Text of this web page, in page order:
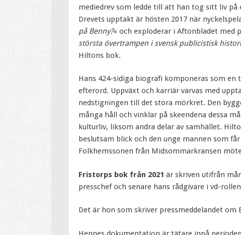
mediedrev som ledde till att han tog sitt liv
Drevets upptakt är hösten 2017 när
på Benny?« och exploderar i Aftonbladet med
största övertrampen i svensk publicistisk
Hiltons bok.
Hans 424-sidiga biografi komponeras som
efterord. Uppväxt och karriär varvas med
nedstigningen till det stora mörkret. Den
många håll och vinklar på skeendena dessa
kulturliv, liksom andra delar av samhället.
beslutsam blick och den unge mannen som
Folkhemssonen från Midsommarkransen
Fristorps bok från 2021 är skriven utifrån
presschef och senare hans rådgivare i vd-
Det är hon som skriver pressmeddelandet om